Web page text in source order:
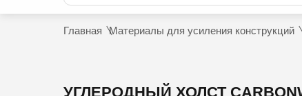
Главная Материалы для усиления конструкций
УГЛЕРОДНЫЙ ХОЛСТ